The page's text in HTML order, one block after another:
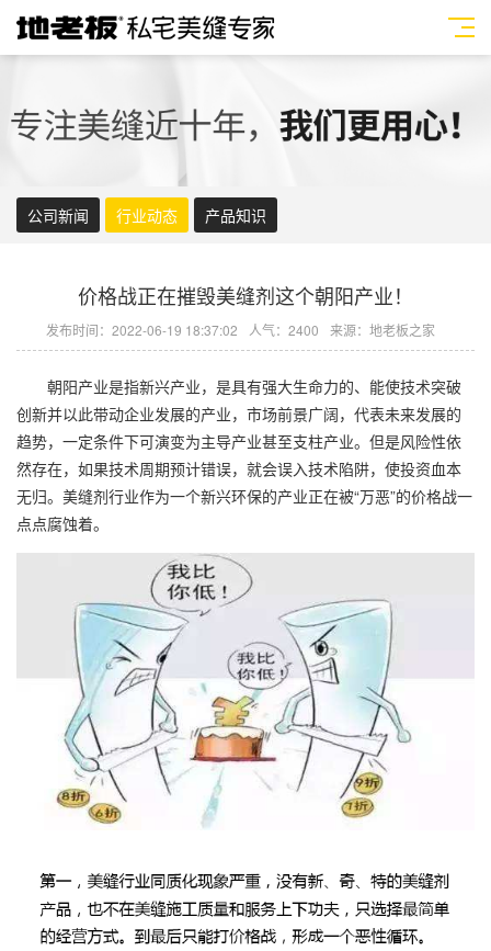
公司新闻 行业动态 产品知识
价格战正在摧毁美缝剂这个朝阳产业！
发布时间：2022-06-19 18:37:02 人气：2400 来源：地老板之家
朝阳产业是指新兴产业，是具有强大生命力的、能使技术突破
创新并以此带动企业发展的产业，市场前景广阔，代表未来发展的
趋势，一定条件下可演变为主导产业甚至支柱产业。但是风险性依
然存在，如果技术周期预计错误，就会误入技术陷阱，使投资血本
无归。 美缝剂行业作为一个新兴环保的产业正在被“万恶”的价格战一
点点腐蚀着。